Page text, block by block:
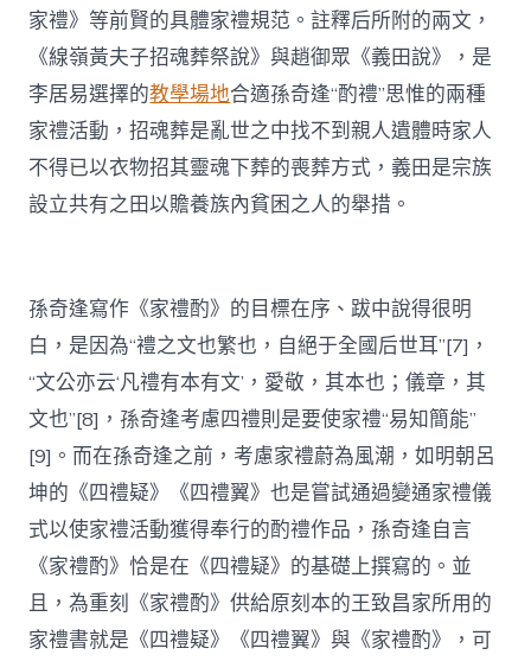
家禮》等前賢的具體家禮規范。註釋后所附的兩文，
《線嶺黃夫子招魂葬祭說》與趙御眾《義田說》，是
李居易選擇的教學場地合適孫奇逢“酌禮”思惟的兩種
家禮活動，招魂葬是亂世之中找不到親人遺體時家人
不得已以衣物招其靈魂下葬的喪葬方式，義田是宗族
設立共有之田以贍養族內貧困之人的舉措。
孫奇逢寫作《家禮酌》的目標在序、跋中說得很明
白，是因為“禮之文也繁也，自絕于全國后世耳”[7]，
“文公亦云‘凡禮有本有文’，愛敬，其本也；儀章，其
文也”[8]，孫奇逢考慮四禮則是要使家禮“易知簡能”
[9]。而在孫奇逢之前，考慮家禮蔚為風潮，如明朝呂
坤的《四禮疑》《四禮翼》也是嘗試通過變通家禮儀
式以使家禮活動獲得奉行的酌禮作品，孫奇逢自言
《家禮酌》恰是在《四禮疑》的基礎上撰寫的。並
且，為重刻《家禮酌》供給原刻本的王致昌家所用的
家禮書就是《四禮疑》《四禮翼》與《家禮酌》，可